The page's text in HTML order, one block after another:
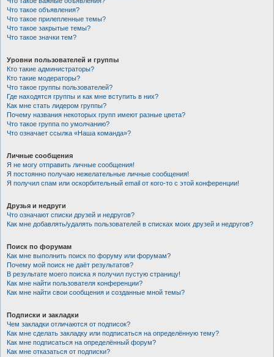
Что такое объявления?
Что такое прилепленные темы?
Что такое закрытые темы?
Что такое значки тем?
Уровни пользователей и группы
Кто такие администраторы?
Кто такие модераторы?
Что такое группы пользователей?
Где находятся группы и как мне вступить в них?
Как мне стать лидером группы?
Почему названия некоторых групп имеют разные цвета?
Что такое группа по умолчанию?
Что означает ссылка «Наша команда»?
Личные сообщения
Я не могу отправить личные сообщения!
Я постоянно получаю нежелательные личные сообщения!
Я получил спам или оскорбительный email от кого-то с этой конференции!
Друзья и недруги
Что означают списки друзей и недругов?
Как мне добавлять/удалять пользователей в списках моих друзей и недругов?
Поиск по форумам
Как мне выполнить поиск по форуму или форумам?
Почему мой поиск не даёт результатов?
В результате моего поиска я получил пустую страницу!
Как мне найти пользователя конференции?
Как мне найти свои сообщения и созданные мной темы?
Подписки и закладки
Чем закладки отличаются от подписок?
Как мне сделать закладку или подписаться на определённую тему?
Как мне подписаться на определённый форум?
Как мне отказаться от подписки?